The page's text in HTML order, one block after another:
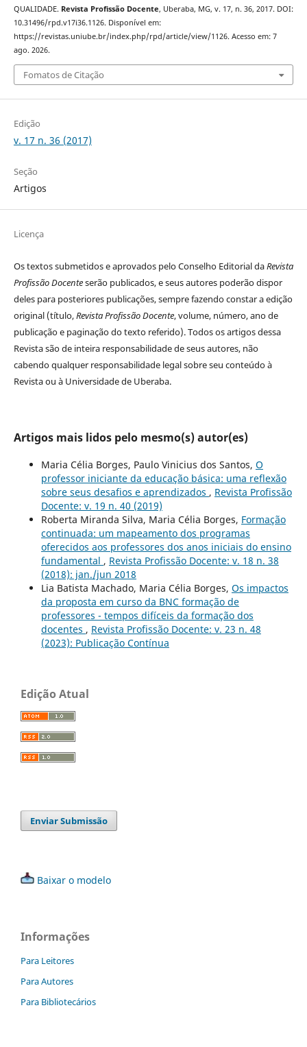
QUALIDADE. Revista Profissão Docente, Uberaba, MG, v. 17, n. 36, 2017. DOI:
10.31496/rpd.v17i36.1126. Disponível em:
https://revistas.uniube.br/index.php/rpd/article/view/1126. Acesso em: 7
ago. 2026.
Fomatos de Citação
Edição
v. 17 n. 36 (2017)
Seção
Artigos
Licença
Os textos submetidos e aprovados pelo Conselho Editorial daRevista
Profissão Docenteserão publicados, e seus autores poderão dispor
deles para posteriores publicações, sempre fazendo constar a edição
original (título,Revista Profissão Docente, volume, número, ano de
publicação e paginação do texto referido). Todos os artigos dessa
Revista são de inteira responsabilidade de seus autores, não
cabendo qualquer responsabilidade legal sobre seu conteúdo à
Revista ou à Universidade de Uberaba.
Artigos mais lidos pelo mesmo(s) autor(es)
Maria Célia Borges, Paulo Vinicius dos Santos, O
professor iniciante da educação básica: uma reflexão
sobre seus desafios e aprendizados , Revista Profissão
Docente: v. 19 n. 40 (2019)
Roberta Miranda Silva, Maria Célia Borges, Formação
continuada: um mapeamento dos programas
oferecidos aos professores dos anos iniciais do ensino
fundamental , Revista Profissão Docente: v. 18 n. 38
(2018): jan./jun 2018
Lia Batista Machado, Maria Célia Borges, Os impactos
da proposta em curso da BNC formação de
professores - tempos difíceis da formação dos
docentes , Revista Profissão Docente: v. 23 n. 48
(2023): Publicação Contínua
Edição Atual
Enviar Submissão
Baixar o modelo
Informações
Para Leitores
Para Autores
Para Bibliotecários